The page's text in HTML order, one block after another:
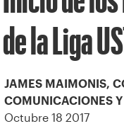
de la Liga
JAMES MAIMONIS,
COMUNICACIONES Y
Octubre 18 2017